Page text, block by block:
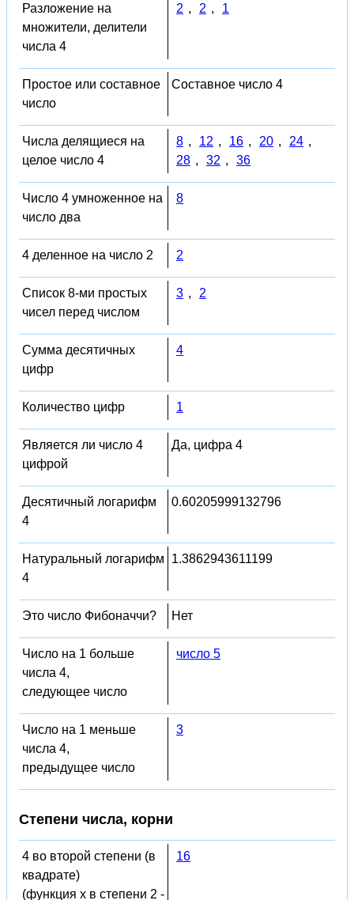
Разложение на
множители, делители
числа 4
2 , 2 , 1
Простое или составное
число
Составное число 4
Числа делящиеся на
целое число 4
8 , 12 , 16 , 20 , 24 ,
28 , 32 , 36
Число 4 умноженное на
число два
8
4 деленное на число 2 2
Список 8-ми простых
чисел перед числом
3 , 2
Сумма десятичных
цифр
4
Количество цифр 1
Является ли число 4
цифрой
Да, цифра 4
Десятичный логарифм
4
0.60205999132796
Натуральный логарифм
4
1.3862943611199
Это число Фибоначчи? Нет
Число на 1 больше
числа 4,
следующее число
число 5
Число на 1 меньше
числа 4,
предыдущее число
3
Степени числа, корни
4 во второй степени (в
квадрате)
(функция x в степени 2 -
16